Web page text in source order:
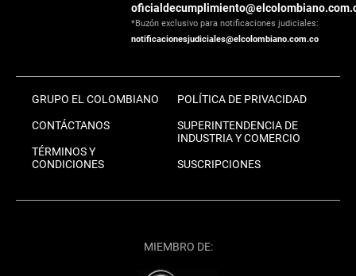
*Buzón exclusivo para notificaciones judiciales:
notificacionesjudiciales@elcolombiano.com.co
GRUPO EL COLOMBIANO
CONTÁCTANOS
TÉRMINOS Y
CONDICIONES
POLÍTICA DE PRIVACIDAD
SUPERINTENDENCIA DE
INDUSTRIA Y COMERCIO
SUSCRIPCIONES
MIEMBRO DE: